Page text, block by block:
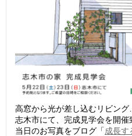
高窓から光が差し込むリビン
志木市にて、完成見学会を開催
当日のお写真をブログ「成長す